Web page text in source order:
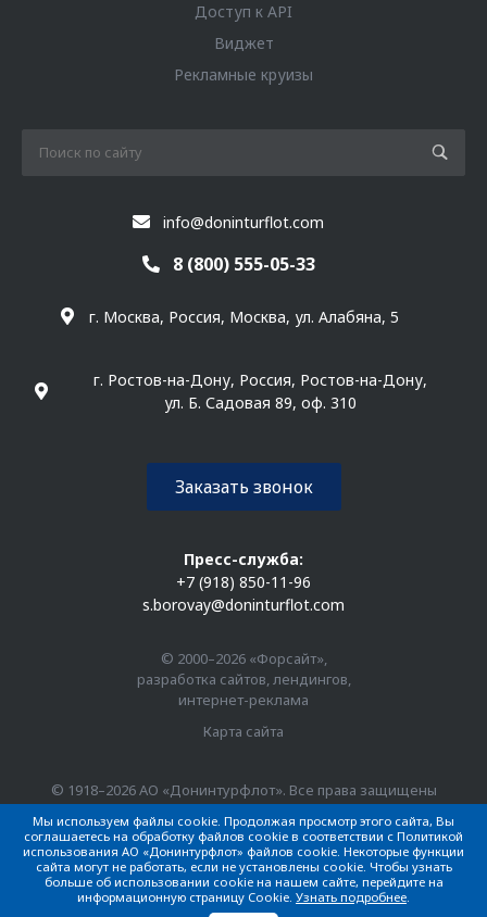
Доступ к API
Виджет
Рекламные круизы
info@doninturflot.com
8 (800) 555-05-33
г. Москва, Россия, Москва, ул. Алабяна, 5
г. Ростов-на-Дону, Россия, Ростов-на-Дону,
ул. Б. Садовая 89, оф. 310
Заказать звонок
Пресс-служба:
+7 (918) 850-11-96
s.borovay@doninturflot.com
© 2000–2026 «Форсайт»,
разработка сайтов, лендингов,
интернет-реклама
Карта сайта
© 1918–2026 АО «Донинтурфлот». Все права защищены
Мы используем файлы cookie. Продолжая просмотр этого сайта, Вы
соглашаетесь на обработку файлов cookie в соответствии с Политикой
использования АО «Донинтурфлот» файлов cookie. Некоторые функции
сайта могут не работать, если не установлены cookie. Чтобы узнать
больше об использовании cookie на нашем сайте, перейдите на
информационную страницу Cookie. Узнать подробнее.